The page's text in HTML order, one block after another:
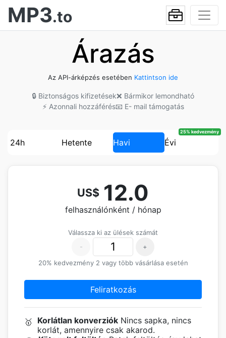
MP3.to
Árazás
Az API-árképzés esetében Kattintson ide
🔒 Biztonságos kifizetések❌ Bármikor lemondható
⚡ Azonnali hozzáférés📧 E- mail támogatás
24h Hetente Havi Évi
25% kedvezmény
US$ 12.0
felhasználónként / hónap
Válassza ki az ülések számát
-
+
20% kedvezmény 2 vagy több vásárlása esetén
Feliratkozás
🥇 Korlátlan konverziók Nincs sapka, nincs
korlát, amennyire csak akarod.